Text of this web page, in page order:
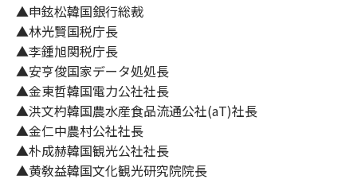
▲申鉉松韓国銀行総裁
▲林光賢国税庁長
▲李鍾旭関税庁長
▲安亨俊国家データ処処長
▲金東哲韓国電力公社社長
▲洪文杓韓国農水産食品流通公社(aT)社長
▲金仁中農村公社社長
▲朴成赫韓国観光公社社長
▲黄敎益韓国文化観光研究院院長